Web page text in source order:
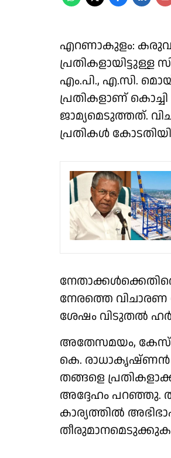
എറണാകുളം:
എം.പി., എ.സി.
പ്രതികളാണ്
ജാമ്യമെടുത്തത്.
പ്രതികൾ
നേരത്തെ വിചാരണ
ശേഷം വിടുതൽ
അതേസമയം, കേസ്
കെ. രാധാകൃഷ്ണൻ
തങ്ങളെ
അദ്ദേഹം പറഞ്ഞു.
കാര്യത്തിൽ
തീരുമാനമെടുക്കുക